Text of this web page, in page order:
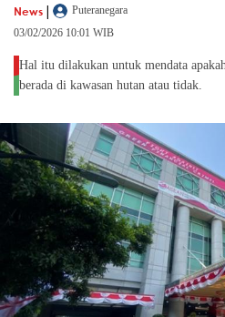
News |
Puteranegara
03/02/2026 10:01 WIB
Hal itu dilakukan untuk mendata
berada di kawasan hutan atau tidak.